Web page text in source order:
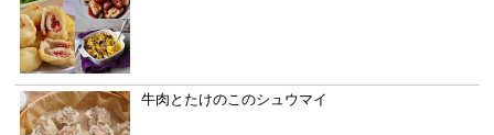
牛肉とたけのこのシュウマイ